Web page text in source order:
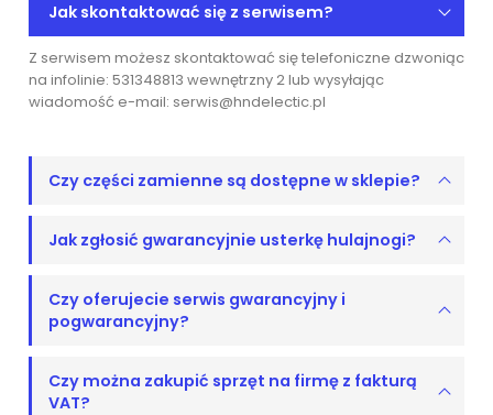
Jak skontaktować się z serwisem?
Z serwisem możesz skontaktować się telefoniczne dzwoniąc
na infolinie: 531348813 wewnętrzny 2 lub wysyłając
wiadomość e-mail: serwis@hndelectic.pl
Czy części zamienne są dostępne w sklepie?
Jak zgłosić gwarancyjnie usterkę hulajnogi?
Czy oferujecie serwis gwarancyjny i
pogwarancyjny?
Czy można zakupić sprzęt na firmę z fakturą
VAT?